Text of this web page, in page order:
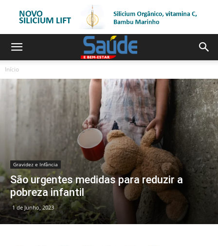
Início
Gravidez e Infância
São urgentes medidas para reduzir a
pobreza infantil
1 de Junho, 2023